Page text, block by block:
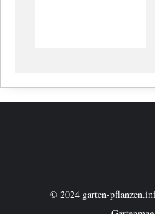
© 2024 garten-